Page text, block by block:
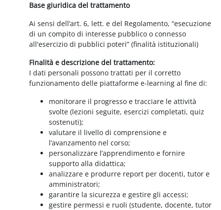
Base giuridica del trattamento
Ai sensi dell’art. 6, lett. e del Regolamento, “esecuzione
di un compito di interesse pubblico o connesso
all'esercizio di pubblici poteri” (finalità istituzionali)
Finalità e descrizione del trattamento:
I dati personali possono trattati per il corretto
funzionamento delle piattaforme e-learning al fine di:
monitorare il progresso e tracciare le attività
svolte (lezioni seguite, esercizi completati, quiz
sostenuti);
valutare il livello di comprensione e
l’avanzamento nel corso;
personalizzare l’apprendimento e fornire
supporto alla didattica;
analizzare e produrre report per docenti, tutor e
amministratori;
garantire la sicurezza e gestire gli accessi;
gestire permessi e ruoli (studente, docente, tutor